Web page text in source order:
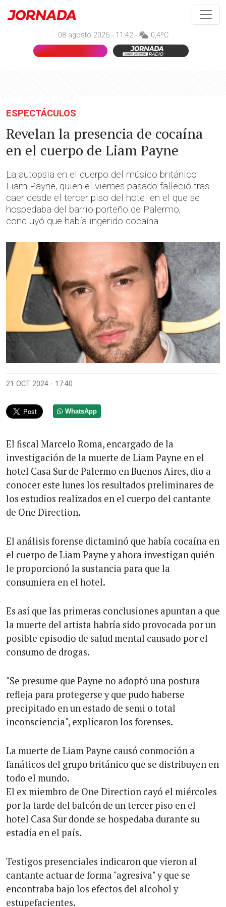
08 agosto 2026 - 11:42 - 0,4ºC
ESPECTÁCULOS
Revelan la presencia de cocaína
en el cuerpo de Liam Payne
La autopsia en el cuerpo del músico británico
Liam Payne, quien el viernes pasado falleció tras
caer desde el tercer piso del hotel en el que se
hospedaba del barrio porteño de Palermo,
concluyó que había ingerido cocaína.
21 OCT 2024 - 17:40
WhatsApp
El fiscal Marcelo Roma, encargado de la
investigación de la muerte de Liam Payne en el
hotel Casa Sur de Palermo en Buenos Aires, dio a
conocer este lunes los resultados preliminares de
los estudios realizados en el cuerpo del cantante
de One Direction.
El análisis forense dictaminó que había cocaína en
el cuerpo de Liam Payne y ahora investigan quién
le proporcionó la sustancia para que la
consumiera en el hotel.
Es así que las primeras conclusiones apuntan a que
la muerte del artista habría sido provocada por un
posible episodio de salud mental causado por el
consumo de drogas.
"Se presume que Payne no adoptó una postura
refleja para protegerse y que pudo haberse
precipitado en un estado de semi o total
inconsciencia", explicaron los forenses.
La muerte de Liam Payne causó conmoción a
fanáticos del grupo británico que se distribuyen en
todo el mundo.
El ex miembro de One Direction cayó el miércoles
por la tarde del balcón de un tercer piso en el
hotel Casa Sur donde se hospedaba durante su
estadía en el país.
Testigos presenciales indicaron que vieron al
cantante actuar de forma "agresiva" y que se
encontraba bajo los efectos del alcohol y
estupefacientes.